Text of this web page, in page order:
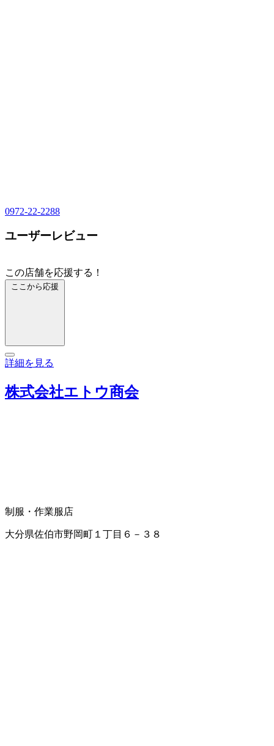
0972-22-2288
ユーザーレビュー
この店舗を応援する！
ここから応援
詳細を見る
株式会社エトウ商会
制服・作業服店
大分県佐伯市野岡町１丁目６－３８